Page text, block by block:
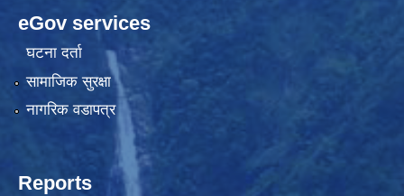
eGov services
घटना दर्ता
सामाजिक सुरक्षा
नागरिक वडापत्र
Reports